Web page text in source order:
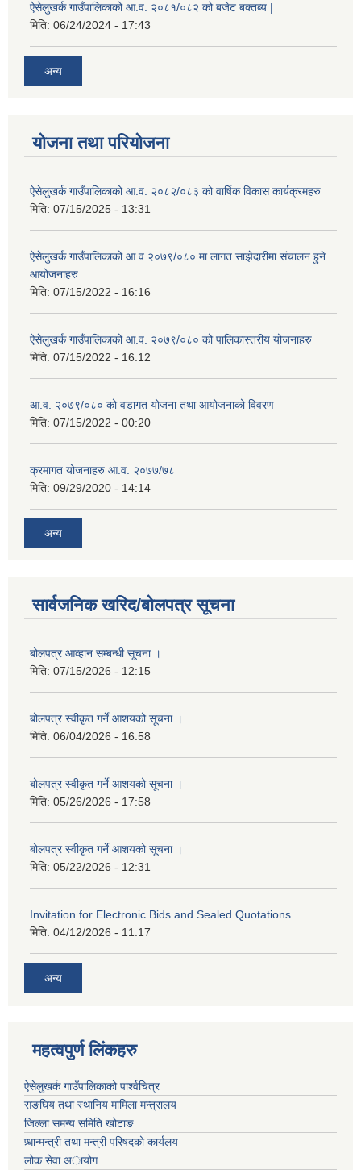
ऐसेलुखर्क गाउँपालिकाको आ.व. २०८१/०८२ को बजेट बक्तब्य |
मिति: 06/24/2024 - 17:43
अन्य
योजना तथा परियोजना
ऐसेलुखर्क गाउँपालिकाको आ.व. २०८२/०८३ को वार्षिक विकास कार्यक्रमहरु
मिति: 07/15/2025 - 13:31
ऐसेलुखर्क गाउँपालिकाको आ.व २०७९/०८० मा लागत साझेदारीमा संचालन हुने
आयोजनाहरु
मिति: 07/15/2022 - 16:16
ऐसेलुखर्क गाउँपालिकाको आ.व. २०७९/०८० को पालिकास्तरीय योजनाहरु
मिति: 07/15/2022 - 16:12
आ.व. २०७९/०८० को वडागत योजना तथा आयोजनाको विवरण
मिति: 07/15/2022 - 00:20
क्रमागत योजनाहरु आ.व. २०७७/७८
मिति: 09/29/2020 - 14:14
अन्य
सार्वजनिक खरिद/बोलपत्र सूचना
बोलपत्र आव्हान सम्बन्धी सूचना ।
मिति: 07/15/2026 - 12:15
बोलपत्र स्वीकृत गर्ने आशयको सूचना ।
मिति: 06/04/2026 - 16:58
बोलपत्र स्वीकृत गर्ने आशयको सूचना ।
मिति: 05/26/2026 - 17:58
बोलपत्र स्वीकृत गर्ने आशयको सूचना ।
मिति: 05/22/2026 - 12:31
Invitation for Electronic Bids and Sealed Quotations
मिति: 04/12/2026 - 11:17
अन्य
महत्वपुर्ण लिंकहरु
ऐसेलुखर्क गाउँपालिकाको पार्श्वचित्र
सङघिय तथा स्थानिय मामिला मन्त्रालय
जिल्ला समन्य समिति खोटाङ
प्र्धान्मन्त्री तथा मन्त्री परिषदको कार्यलय
लोक सेवा अायोग